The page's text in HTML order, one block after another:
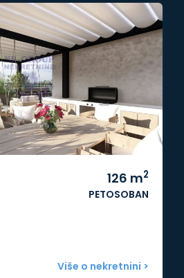
126 m2
PETOSOBAN
Više o nekretnini >